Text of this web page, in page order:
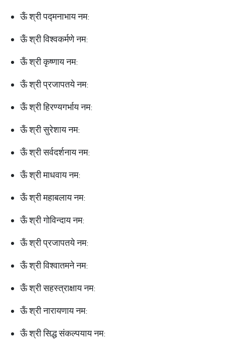
ऊँ श्री पद्मनाभाय नम:
ऊँ श्री विश्वकर्मणे नम:
ऊँ श्री कृष्णाय नम:
ऊँ श्री प्रजापतये नम:
ऊँ श्री हिरण्यगर्भाय नम:
ऊँ श्री सुरेशाय नम:
ऊँ श्री सर्वदर्शनाय नम:
ऊँ श्री माधवाय नम:
ऊँ श्री महाबलाय नम:
ऊँ श्री गोविन्दाय नम:
ऊँ श्री प्रजापतये नम:
ऊँ श्री विश्वातमने नम:
ऊँ श्री सहस्त्राक्षाय नम:
ऊँ श्री नारायणाय नम:
ऊँ श्री सिद्ध संकल्पयाय नम: